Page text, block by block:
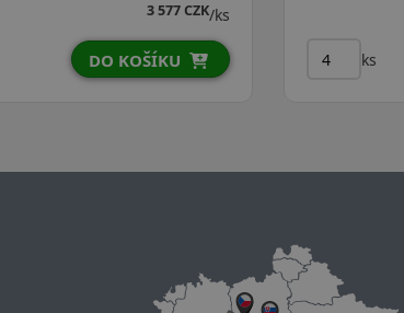
3 577 CZK/ks
DO KOŠÍKU ks